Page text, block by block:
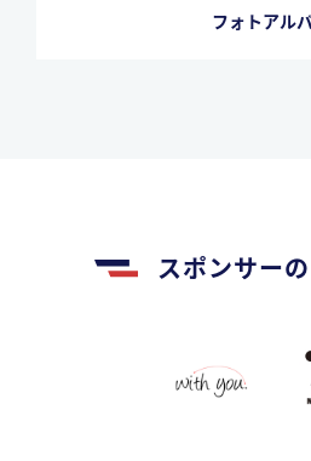
フォトアル
スポンサー